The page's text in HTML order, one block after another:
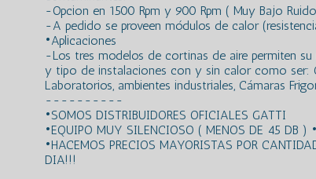
-Opcion en 1500 Rpm y 900 Rpm ( Muy Bajo
-A pedido se proveen módulos de calor
•Aplicaciones
-Los tres modelos de cortinas de aire permiten
y tipo de instalaciones con y sin calor como ser:
Laboratorios, ambientes industriales, Cámaras
----------
•SOMOS DISTRIBUIDORES OFICIALES GATTI
•EQUIPO MUY SILENCIOSO ( MENOS DE 45 DB )
•HACEMOS PRECIOS MAYORISTAS POR
DIA!!!